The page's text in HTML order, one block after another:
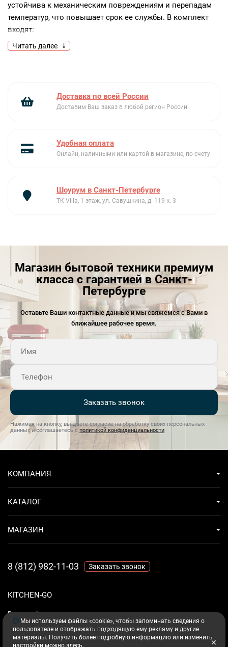
устойчива к механическим повреждениям и перепадам
температур, что повышает срок ее службы. В комплект
входят:
квадратный корзинчатый слив на 3 1/2” с клапаном-
крепежи;
алюминиевый профиль.
Стильный дизайн
Рабочая поверхность из нержавеющей стали
Читать далее
Доставка по всей России
Доставим Ваш заказ в любой регион России
Удобная оплата
Онлайн, наличными или картой в магазине, по счету
Шоурум в Санкт-Петербурге
ТК Villa, 1 этаж, ул. Савушкина, д. 119 к. 3
Магазин бытовой техники премиум
класса с гарантией в Санкт-
Петербурге
Оставьте Ваши контактные данные и мы свяжемся с Вами в
ближайшее рабочее время.
Заказать звонок
Нажимая на кнопку, вы даете согласие на обработку своих персональных
данных и соглашаетесь с политикой конфиденциальности
KITCHEN-GO
Ваш комфорт - дело техники.
КОМПАНИЯ
КАТАЛОГ
МАГАЗИН
8 (812) 982-11-03 Заказать звонок
Мы используем файлы «cookie», чтобы запоминать сведения о
пользователе и отображать подходящую ему рекламу и другие
материалы. Получить более подробную информацию или изменить
настройки можно здесь.